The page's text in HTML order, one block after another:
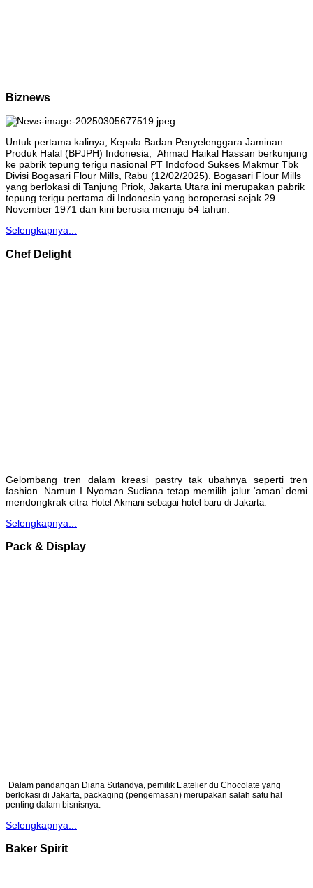
Biznews
Untuk pertama kalinya, Kepala Badan Penyelenggara Jaminan
Produk Halal (BPJPH) Indonesia, Ahmad Haikal Hassan berkunjung
ke pabrik tepung terigu nasional PT Indofood Sukses Makmur Tbk
Divisi Bogasari Flour Mills, Rabu (12/02/2025). Bogasari Flour Mills
yang berlokasi di Tanjung Priok, Jakarta Utara ini merupakan pabrik
tepung terigu pertama di Indonesia yang beroperasi sejak 29
November 1971 dan kini berusia menuju 54 tahun.
Selengkapnya...
Chef Delight
Gelombang tren dalam kreasi pastry tak ubahnya seperti tren
fashion. Namun I Nyoman Sudiana tetap memilih jalur ‘aman’ demi
mendongkrak citra Hotel Akmani sebagai hotel baru di Jakarta.
Selengkapnya...
Pack & Display
Dalam pandangan Diana Sutandya, pemilik L’atelier du Chocolate yang
berlokasi di Jakarta, packaging (pengemasan) merupakan salah satu hal
penting dalam bisnisnya.
Selengkapnya...
Baker Spirit